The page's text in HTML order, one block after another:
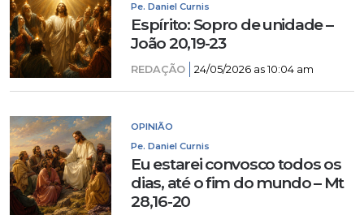
Pe. Daniel Curnis
Espírito: Sopro de unidade –
João 20,19-23
REDAÇÃO 24/05/2026 as 10:04 am
OPINIÃO
Pe. Daniel Curnis
Eu estarei convosco todos os
dias, até o fim do mundo – Mt
28,16-20